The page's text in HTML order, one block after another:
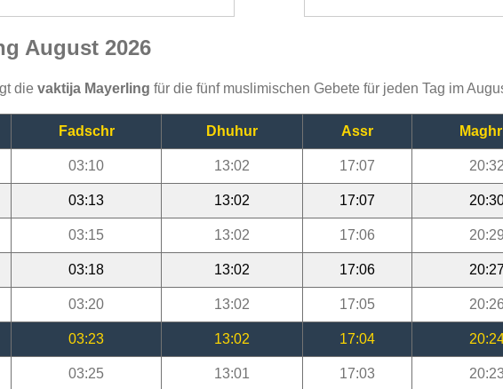
August 2026
die vaktija Mayerling für die fünf muslimischen Gebete für jeden Tag im
Fadschr Dhuhur Assr
03:10 13:02 17:07 20:32
03:13 13:02 17:07
03:15 13:02 17:06 20:29
03:18 13:02 17:06 20:27
03:20 13:02 17:05 20:26
03:23 13:02 17:04
03:25 13:01 17:03 20:23